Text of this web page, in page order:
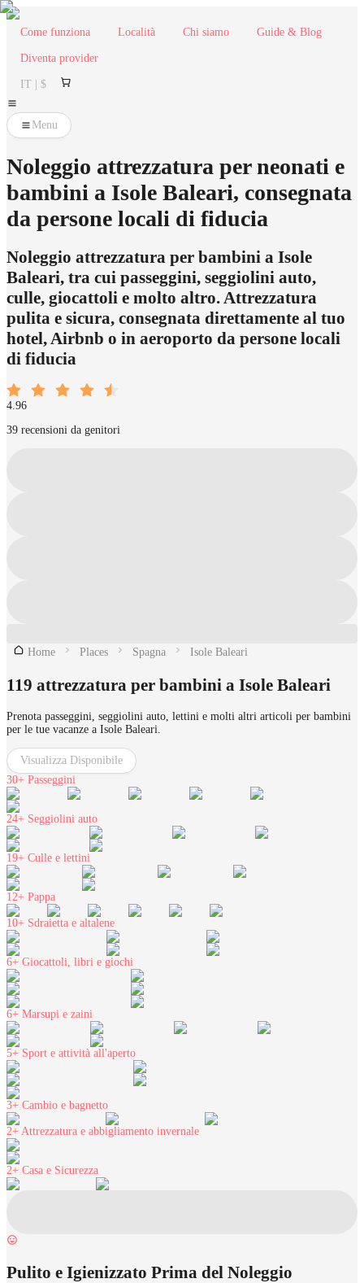
Come funziona Località Chi siamo Guide & Blog
Diventa provider
IT | $
Menu
Noleggio attrezzatura per neonati e
bambini a Isole Baleari, consegnata
da persone locali di fiducia
Noleggio attrezzatura per bambini a Isole
Baleari, tra cui passeggini, seggiolini auto,
culle, giocattoli e molto altro. Attrezzatura
pulita e sicura, consegnata direttamente al tuo
hotel, Airbnb o in aeroporto da persone locali
di fiducia
4.96
39 recensioni da genitori
Home Places Spagna Isole Baleari
119 attrezzatura per bambini a Isole Baleari
Prenota passeggini, seggiolini auto, lettini e molti altri articoli per bambini
per le tue vacanze a Isole Baleari.
Visualizza Disponibile
30+ Passeggini
24+ Seggiolini auto
19+ Culle e lettini
12+ Pappa
10+ Sdraietta e altalene
6+ Giocattoli, libri e giochi
6+ Marsupi e zaini
5+ Sport e attività all'aperto
3+ Cambio e bagnetto
2+ Attrezzatura e abbigliamento invernale
2+ Casa e Sicurezza
Pulito e Igienizzato Prima del Noleggio